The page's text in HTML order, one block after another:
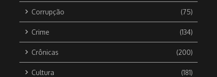
Corrupção (75)
Crime (134)
Crônicas (200)
Cultura (181)